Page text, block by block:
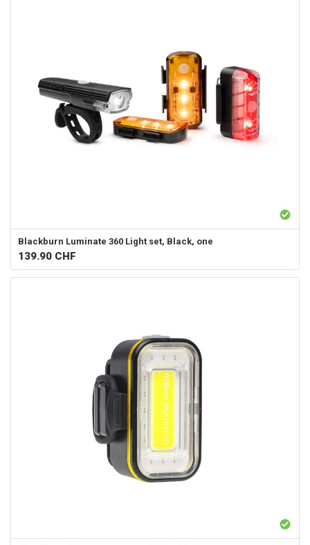
Blackburn Luminate 360 Light set, Black, one
139.90 CHF